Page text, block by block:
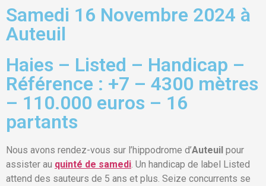
Samedi 16 Novembre 2024 à
Auteuil
Haies – Listed – Handicap –
Référence : +7 – 4300 mètres
– 110.000 euros – 16
partants
Nous avons rendez-vous sur l’hippodrome d’Auteuil pour
assister au quinté de samedi . Un handicap de label Listed
attend des sauteurs de 5 ans et plus. Seize concurrents se